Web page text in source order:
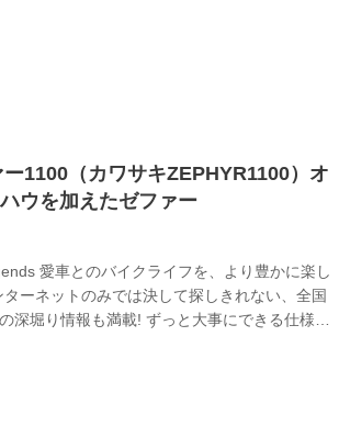
。それは’86～’92年の油冷エンジン車に
れいな状態に保たれている点に、車両への愛
イクということで、長いこときれいに...
1100（カワサキZEPHYR1100）オ
ウを加えたゼファー
愛車とのバイクライフを、より豊かに楽し
ーネットのみでは決して探しきれない、全国
深堀り情報も満載! ずっと大事にできる仕様を
パーツ以外、フルブラックでまとめられた前
ってたんです。それを、思い入れがあるバイ
店で手直ししました」と、サンクチュアリー...